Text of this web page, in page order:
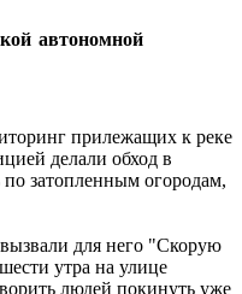
автономной
прилежащих к реке
делали обход в
затопленным огородам,
вызвали для него "Скорую
утра на улице
людей покинуть уже